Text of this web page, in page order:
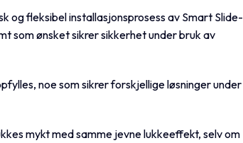
og fleksibel installasjonsprosess av Smart Slide-
som ønsket sikrer sikkerhet under bruk av
noe som sikrer forskjellige løsninger under
mykt med samme jevne lukkeeffekt, selv om